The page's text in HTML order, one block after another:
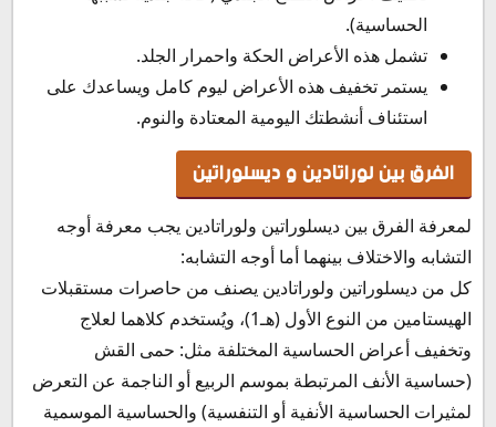
الحساسية).
تشمل هذه الأعراض الحكة واحمرار الجلد.
يستمر تخفيف هذه الأعراض ليوم كامل ويساعدك على
استئناف أنشطتك اليومية المعتادة والنوم.
الفرق بين لوراتادين و ديسلوراتين
لمعرفة الفرق بين ديسلوراتين ولوراتادين يجب معرفة أوجه
التشابه والاختلاف بينهما أما أوجه التشابه:
كل من ديسلوراتين ولوراتادين يصنف من حاصرات مستقبلات
الهيستامين من النوع الأول (هـ1)، ويُستخدم كلاهما لعلاج
وتخفيف أعراض الحساسية المختلفة مثل: حمى القش
(حساسية الأنف المرتبطة بموسم الربيع أو الناجمة عن التعرض
لمثيرات الحساسية الأنفية أو التنفسية) والحساسية الموسمية